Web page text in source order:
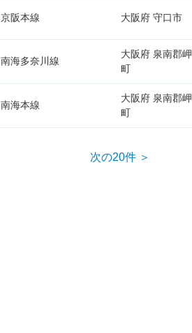
京阪本線 大阪府 守口市
南海多奈川線
大阪府 泉南郡岬
町
南海本線
大阪府 泉南郡岬
町
次の20件 ＞